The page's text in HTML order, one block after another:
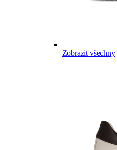
Zobrazit všechny